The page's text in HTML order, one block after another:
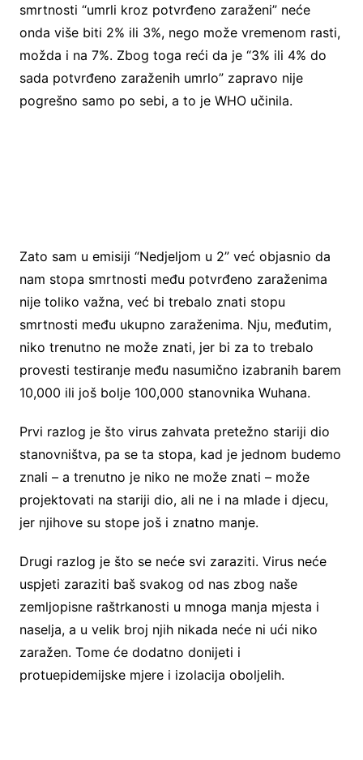
smrtnosti “umrli kroz potvrđeno zaraženi” neće
onda više biti 2% ili 3%, nego može vremenom rasti,
možda i na 7%. Zbog toga reći da je “3% ili 4% do
sada potvrđeno zaraženih umrlo” zapravo nije
pogrešno samo po sebi, a to je WHO učinila.
Zato sam u emisiji “Nedjeljom u 2” već objasnio da
nam stopa smrtnosti među potvrđeno zaraženima
nije toliko važna, već bi trebalo znati stopu
smrtnosti među ukupno zaraženima. Nju, međutim,
niko trenutno ne može znati, jer bi za to trebalo
provesti testiranje među nasumično izabranih barem
10,000 ili još bolje 100,000 stanovnika Wuhana.
Prvi razlog je što virus zahvata pretežno stariji dio
stanovništva, pa se ta stopa, kad je jednom budemo
znali – a trenutno je niko ne može znati – može
projektovati na stariji dio, ali ne i na mlade i djecu,
jer njihove su stope još i znatno manje.
Drugi razlog je što se neće svi zaraziti. Virus neće
uspjeti zaraziti baš svakog od nas zbog naše
zemljopisne raštrkanosti u mnoga manja mjesta i
naselja, a u velik broj njih nikada neće ni ući niko
zaražen. Tome će dodatno donijeti i
protuepidemijske mjere i izolacija oboljelih.